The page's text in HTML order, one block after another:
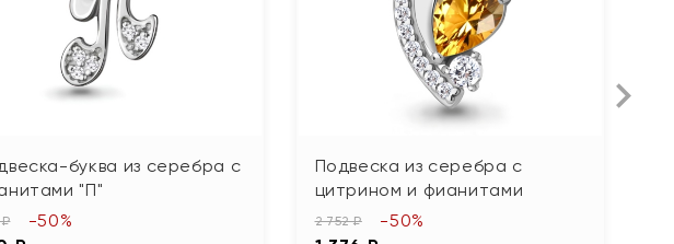
буква из серебра с
"П"
-50%
Подвеска из серебра с
цитрином и фианитами
2 752 ₽ -50%